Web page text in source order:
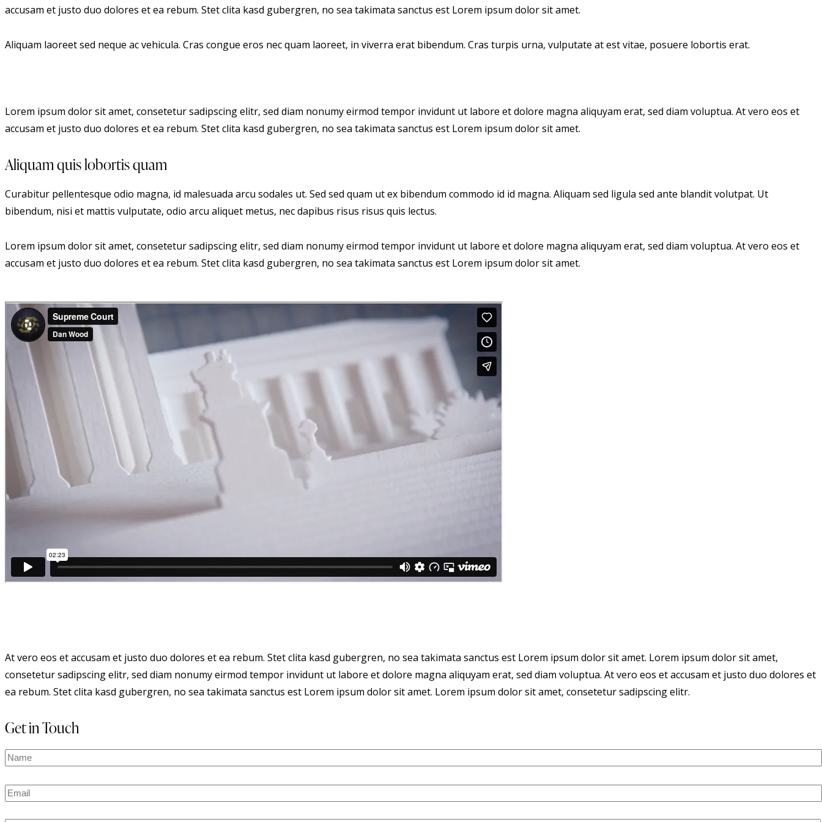
accusam et justo duo dolores et ea rebum. Stet clita kasd gubergren, no sea takimata sanctus est Lorem ipsum dolor sit amet.
Aliquam laoreet sed neque ac vehicula. Cras congue eros nec quam laoreet, in viverra erat bibendum. Cras turpis urna, vulputate at est vitae, posuere lobortis erat.
Lorem ipsum dolor sit amet, consetetur sadipscing elitr, sed diam nonumy eirmod tempor invidunt ut labore et dolore magna aliquyam erat, sed diam voluptua. At vero eos et
accusam et justo duo dolores et ea rebum. Stet clita kasd gubergren, no sea takimata sanctus est Lorem ipsum dolor sit amet.
Aliquam quis lobortis quam
Curabitur pellentesque odio magna, id malesuada arcu sodales ut. Sed sed quam ut ex bibendum commodo id id magna. Aliquam sed ligula sed ante blandit volutpat. Ut
bibendum, nisi et mattis vulputate, odio arcu aliquet metus, nec dapibus risus risus quis lectus.
Lorem ipsum dolor sit amet, consetetur sadipscing elitr, sed diam nonumy eirmod tempor invidunt ut labore et dolore magna aliquyam erat, sed diam voluptua. At vero eos et
accusam et justo duo dolores et ea rebum. Stet clita kasd gubergren, no sea takimata sanctus est Lorem ipsum dolor sit amet.
At vero eos et accusam et justo duo dolores et ea rebum. Stet clita kasd gubergren, no sea takimata sanctus est Lorem ipsum dolor sit amet. Lorem ipsum dolor sit amet,
consetetur sadipscing elitr, sed diam nonumy eirmod tempor invidunt ut labore et dolore magna aliquyam erat, sed diam voluptua. At vero eos et accusam et justo duo dolores et
ea rebum. Stet clita kasd gubergren, no sea takimata sanctus est Lorem ipsum dolor sit amet. Lorem ipsum dolor sit amet, consetetur sadipscing elitr.
Get in Touch